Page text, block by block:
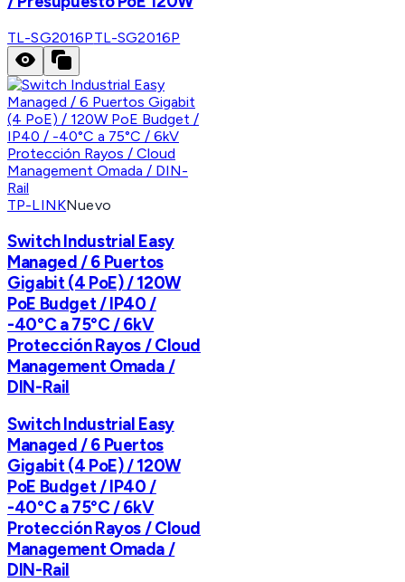
TL-SG2016PTL-SG2016P
TP-LINKNuevo
Switch Industrial Easy
Managed / 6 Puertos
Gigabit (4 PoE) / 120W
PoE Budget / IP40 /
-40°C a 75°C / 6kV
Protección Rayos / Cloud
Management Omada /
DIN-Rail
Switch Industrial Easy
Managed / 6 Puertos
Gigabit (4 PoE) / 120W
PoE Budget / IP40 /
-40°C a 75°C / 6kV
Protección Rayos / Cloud
Management Omada /
DIN-Rail